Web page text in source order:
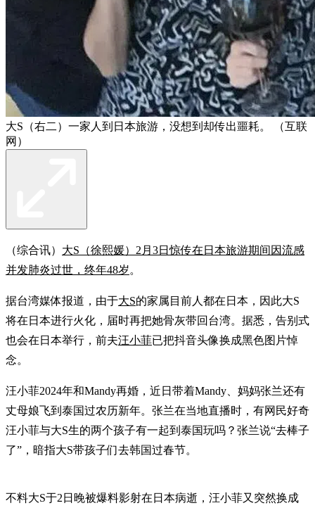
大S（右二）一家人到日本旅游，没想到却传出噩耗。 （互联
网）
（综合讯） 大S（徐熙媛）2月3日惊传在日本旅游期间因流感
并发肺炎过世，终年48岁。
据台湾媒体报道，由于大S的家属目前人都在日本，因此大S
将在日本进行火化，届时再把她骨灰带回台湾。据悉，告别式
也会在日本举行，前夫汪小菲已把抖音头像换成黑色图片悼
念。
汪小菲2024年和Mandy再婚，近日带着Mandy、妈妈张兰还有
丈母娘飞到泰国过农历新年。张兰在当地直播时，有网民好奇
汪小菲与大S生的两个孩子有一起到泰国玩吗？张兰说“去棒子
了”，暗指大S带孩子们去韩国过春节。
不料大S于2日晚被爆料影射在日本病逝，汪小菲又突然换成